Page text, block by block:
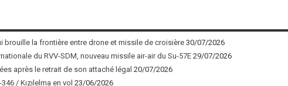
brouille la frontière entre drone et missile de croisière 30/07/2026
du RVV-SDM, nouveau missile air-air du Su-57E 29/07/2026
après le retrait de son attaché légal 20/07/2026
/ Kızılelma en vol 23/06/2026